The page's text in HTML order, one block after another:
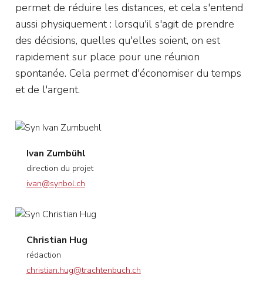
permet de réduire les distances, et cela s'entend
aussi physiquement : lorsqu'il s'agit de prendre
des décisions, quelles qu'elles soient, on est
rapidement sur place pour une réunion
spontanée. Cela permet d'économiser du temps
et de l'argent.
Ivan Zumbühl
direction du projet
ivan@synbol.ch
Christian Hug
rédaction
christian.hug@trachtenbuch.ch